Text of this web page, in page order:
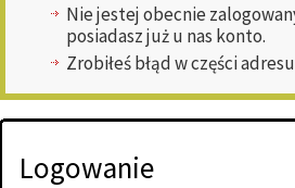
Nie jestej obecnie
posiadasz już u nas konto.
Zrobiłeś błąd w części
Logowanie